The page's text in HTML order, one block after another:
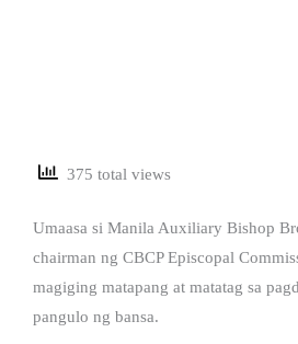
375 total views
Umaasa si Manila Auxiliary Bishop
chairman ng CBCP Episcopal
magiging matapang at matatag sa
pangulo ng bansa.